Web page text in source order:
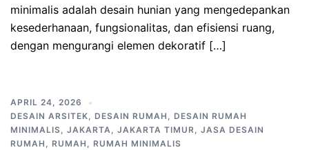
minimalis adalah desain hunian yang mengedepankan
kesederhanaan, fungsionalitas, dan efisiensi ruang,
dengan mengurangi elemen dekoratif […]
APRIL 24, 2026
DESAIN ARSITEK, DESAIN RUMAH , DESAIN RUMAH
MINIMALIS, JAKARTA, JAKARTA TIMUR, JASA DESAIN
RUMAH , RUMAH , RUMAH MINIMALIS